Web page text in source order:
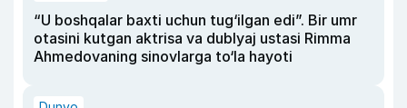
“U boshqalar baxti uchun tug‘ilgan edi”. Bir umr
otasini kutgan aktrisa va dublyaj ustasi Rimma
Ahmedovaning sinovlarga to‘la hayoti